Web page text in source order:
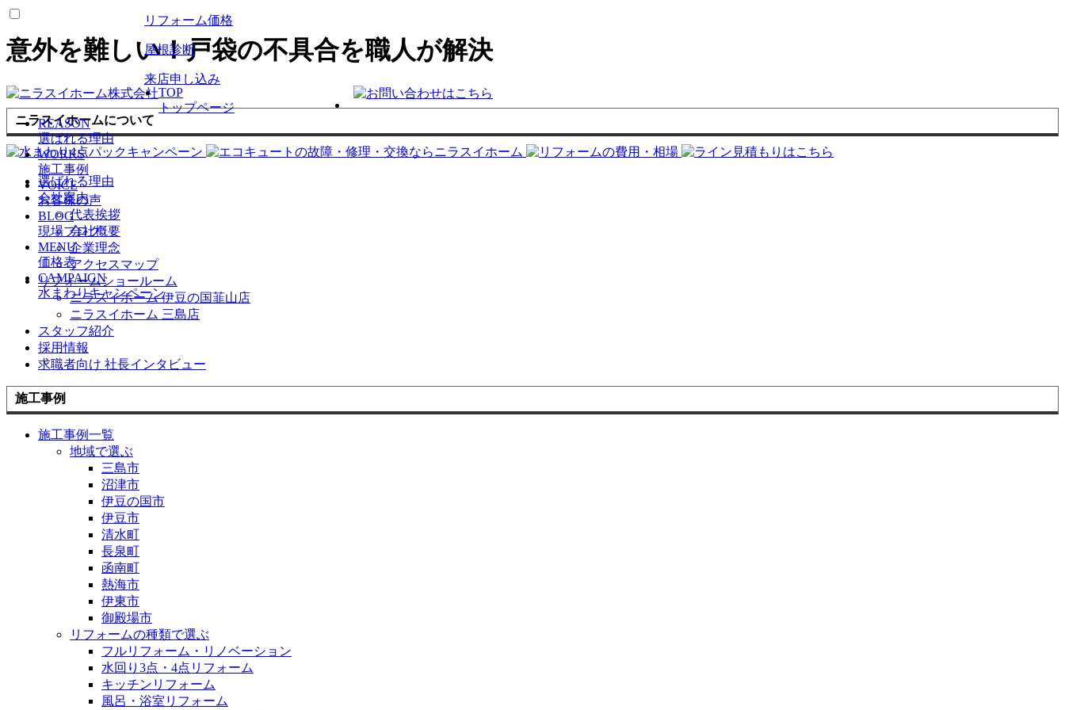
意外を難しい！戸袋の不具合を職人が解決
TOP
トップページ
REASON
選ばれる理由
WORKS
施工事例
VOICE
お客様の声
BLOG
現場ブログ
MENU
価格表
CAMPAIGN
水まわりキャンペーン
ニラスイホームについて
選ばれる理由
会社案内
代表挨拶
会社概要
企業理念
アクセスマップ
リフォームショールーム
ニラスイホーム 伊豆の国韮山店
ニラスイホーム 三島店
スタッフ紹介
採用情報
求職者向け 社長インタビュー
施工事例
施工事例一覧
地域で選ぶ
三島市
沼津市
伊豆の国市
伊豆市
清水町
長泉町
函南町
熱海市
伊東市
御殿場市
リフォームの種類で選ぶ
フルリフォーム・リノベーション
水回り3点・4点リフォーム
キッチンリフォーム
風呂・浴室リフォーム
リフォーム価格
屋根診断
来店申し込み